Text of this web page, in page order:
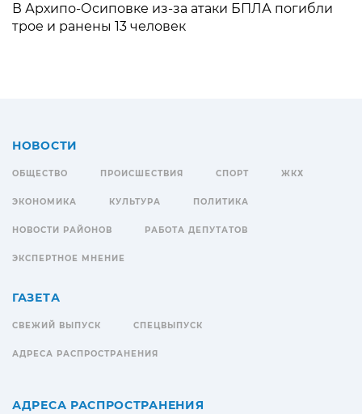
В Архипо-Осиповке из-за атаки БПЛА погибли
трое и ранены 13 человек
НОВОСТИ
ОБЩЕСТВО ПРОИСШЕСТВИЯ СПОРТ ЖКХ
ЭКОНОМИКА КУЛЬТУРА ПОЛИТИКА
НОВОСТИ РАЙОНОВ РАБОТА ДЕПУТАТОВ
ЭКСПЕРТНОЕ МНЕНИЕ
ГАЗЕТА
СВЕЖИЙ ВЫПУСК СПЕЦВЫПУСК
АДРЕСА РАСПРОСТРАНЕНИЯ
АДРЕСА РАСПРОСТРАНЕНИЯ